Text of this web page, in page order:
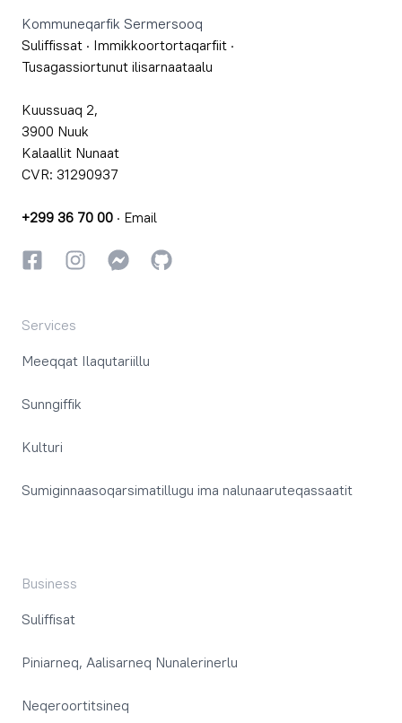
Kommuneqarfik Sermersooq
Suliffissat · Immikkoortortaqarfiit ·
Tusagassiortunut ilisarnaataalu
Kuussuaq 2,
3900 Nuuk
Kalaallit Nunaat
CVR: 31290937
+299 36 70 00 · Email
FacebookkiInstagrammiInstagrammi
GitHub
Services
Meeqqat Ilaqutariillu
Sunngiffik
Kulturi
Sumiginnaasoqarsimatillugu ima nalunaaruteqassaatit
Business
Suliffisat
Piniarneq, Aalisarneq Nunalerinerlu
Neqeroortitsineq